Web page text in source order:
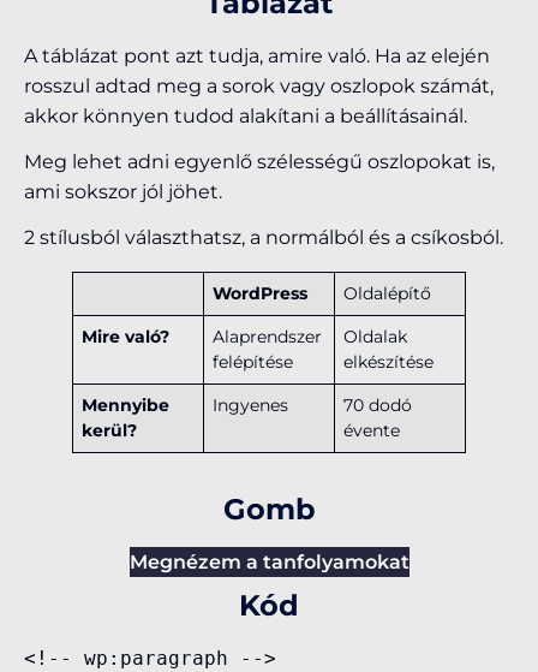
A táblázat pont azt tudja, amire való. Ha az elején
rosszul adtad meg a sorok vagy oszlopok számát,
akkor könnyen tudod alakítani a beállításainál.
Meg lehet adni egyenlő szélességű oszlopokat is,
ami sokszor jól jöhet.
2 stílusból választhatsz, a normálból és a csíkosból.
WordPress
Oldalépítő
Mire való?
Alaprendszer
felépítése
Oldalak
elkészítése
Mennyibe
kerül?
Ingyenes
70 dodó
évente
Gomb
Megnézem a tanfolyamokat
Kód
<!-- wp:paragraph -->